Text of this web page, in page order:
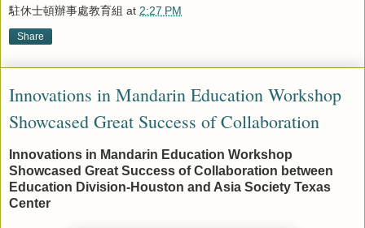
駐休士頓辦事處教育組 at 2:27 PM
Share
Innovations in Mandarin Education Workshop
Showcased Great Success of Collaboration
Innovations in Mandarin Education Workshop
Showcased Great Success of Collaboration between
Education Division-Houston and Asia Society Texas
Center